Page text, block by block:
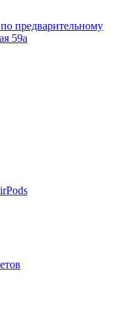
предварительному
59а